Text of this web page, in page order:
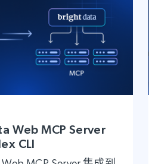
Web MCP Server
CLI